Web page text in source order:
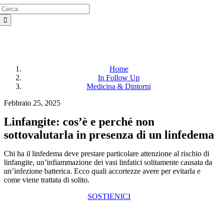
Salta
al
contenuto
Home
In Follow Up
Medicina & Dintorni
Febbraio 25, 2025
Linfangite: cos’è e perché non
sottovalutarla in presenza di un linfedema
Chi ha il linfedema deve prestare particolare attenzione al rischio di
linfangite, un’infiammazione dei vasi linfatici solitamente causata da
un’infezione batterica. Ecco quali accortezze avere per evitarla e
come viene trattata di solito.
SOSTIENICI